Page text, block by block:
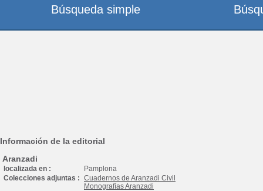
Información de la editorial
Aranzadi
localizada en :
Pamplona
Colecciones adjuntas : Cuadernos de Aranzadi Civil
Monografías Aranzadi
Búsqueda simple